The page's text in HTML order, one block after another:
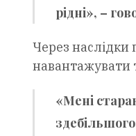
рідні», –
Через наслідки
навантажувати
«Мені